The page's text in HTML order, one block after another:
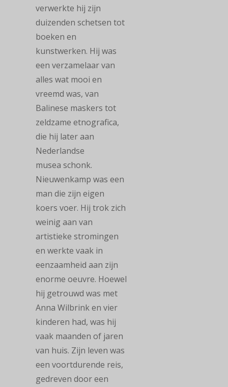
verwerkte hij zijn
duizenden schetsen tot
boeken en
kunstwerken. Hij was
een verzamelaar van
alles wat mooi en
vreemd was, van
Balinese maskers tot
zeldzame etnografica,
die hij later aan
Nederlandse
musea schonk.
Nieuwenkamp was een
man die zijn eigen
koers voer. Hij trok zich
weinig aan van
artistieke stromingen
en werkte vaak in
eenzaamheid aan zijn
enorme oeuvre. Hoewel
hij getrouwd was met
Anna Wilbrink en vier
kinderen had, was hij
vaak maanden of jaren
van huis. Zijn leven was
een voortdurende reis,
gedreven door een